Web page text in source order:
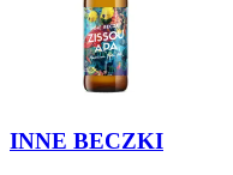
INNE BECZKI